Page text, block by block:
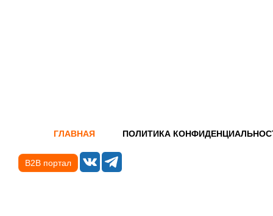
ГЛАВНАЯ ПОЛИТИКА
B2B портал